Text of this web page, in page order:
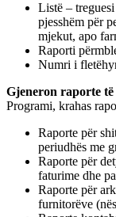
Listë –
pjesshëm për
mjekut, apo
Raporti
Numri i
Gjeneron raporte
Programi, krahas
Raporte për
periudhës me
Raporte për
faturime dhe
Raporte për
furnitorëve